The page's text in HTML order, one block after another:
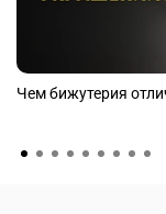
Чем бижутерия